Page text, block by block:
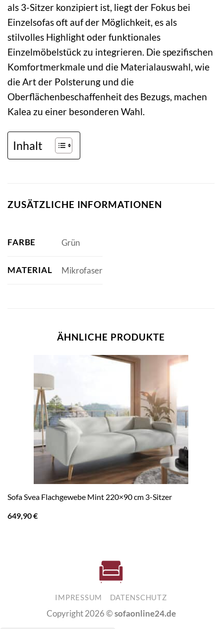
als 3-Sitzer konzipiert ist, liegt der Fokus bei
Einzelsofas oft auf der Möglichkeit, es als
stilvolles Highlight oder funktionales
Einzelmöbelstück zu integrieren. Die spezifischen
Komfortmerkmale und die Materialauswahl, wie
die Art der Polsterung und die
Oberflächenbeschaffenheit des Bezugs, machen
Kalea zu einer besonderen Wahl.
Inhalt
ZUSÄTZLICHE INFORMATIONEN
FARBE Grün
MATERIAL Mikrofaser
ÄHNLICHE PRODUKTE
Sofa Svea Flachgewebe Mint 220×90 cm 3-Sitzer
649,90€
IMPRESSUM DATENSCHUTZ
Copyright 2026 ©sofaonline24.de